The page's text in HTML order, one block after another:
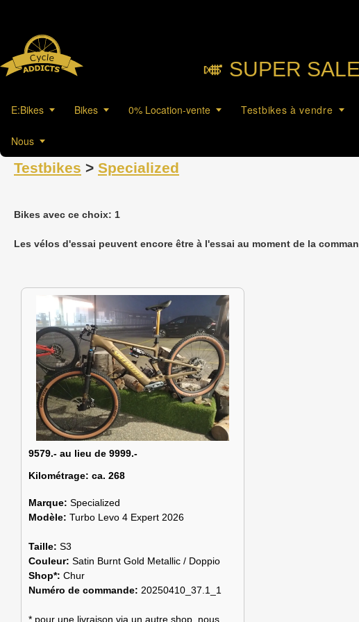
🎺︎ SUPER
E:Bikes Bikes 0% Location-vente Testbikes à vendre
Nous
Testbikes > Specialized
Bikes avec ce choix: 1
Les vélos d'essai peuvent encore être à l'essai au moment de la
9579.- au lieu de 9999.-
Kilométrage: ca. 268
Marque: Specialized
Modèle: Turbo Levo 4 Expert 2026
Taille: S3
Couleur: Satin Burnt Gold Metallic / Doppio
Shop*: Chur
Numéro de commande: 20250410_37.1_1
* pour une livraison via un autre shop, nous